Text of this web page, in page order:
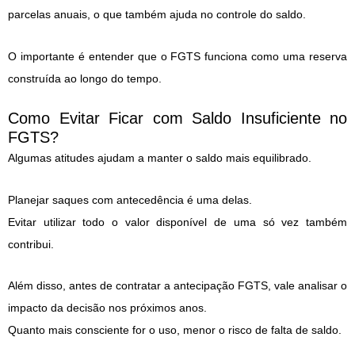
parcelas anuais, o que também ajuda no controle do saldo.
O importante é entender que o FGTS funciona como uma reserva
construída ao longo do tempo.
Como Evitar Ficar com Saldo Insuficiente no
FGTS?
Algumas atitudes ajudam a manter o saldo mais equilibrado.
Planejar saques com antecedência é uma delas.
Evitar utilizar todo o valor disponível de uma só vez também
contribui.
Além disso, antes de contratar a antecipação FGTS, vale analisar o
impacto da decisão nos próximos anos.
Quanto mais consciente for o uso, menor o risco de falta de saldo.